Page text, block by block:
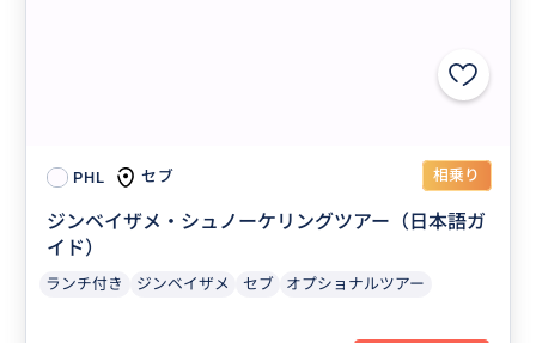
PHL セブ 相乗り
ジンベイザメ・シュノーケリングツアー（日本語ガ
イド）
ランチ付き ジンベイザメ セブ オプショナルツアー